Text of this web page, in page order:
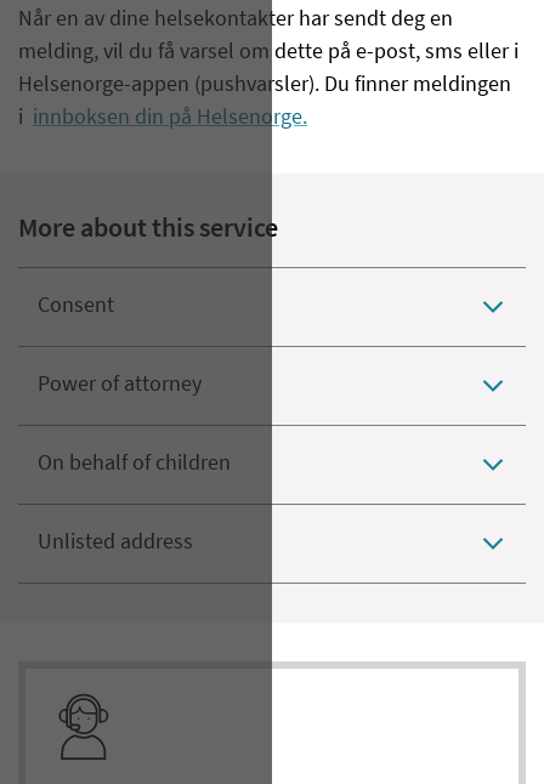
Når en av dine helsekontakter har sendt deg en
melding, vil du få varsel om dette på e-post, sms eller i
Helsenorge-appen (pushvarsler). Du finner meldingen
i innboksen din på Helsenorge.
More about this service
Consent
Power of attorney
On behalf of children
Unlisted address